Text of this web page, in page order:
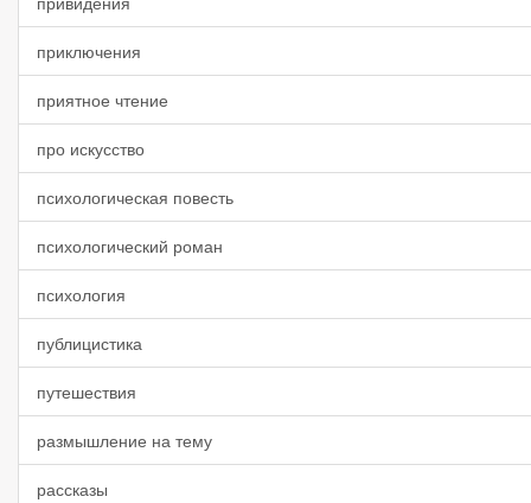
приключения
приятное чтение
про искусство
психологическая повесть
психологический роман
психология
публицистика
путешествия
размышление на тему
рассказы